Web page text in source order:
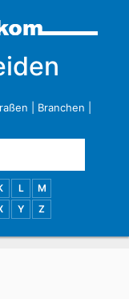
Branchen
L
M
Y Z